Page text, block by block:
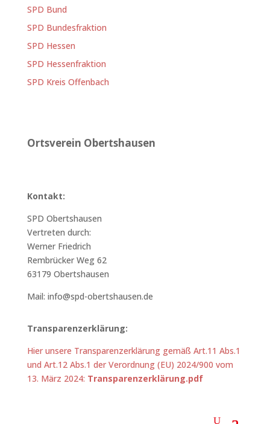
SPD Bund
SPD Bundesfraktion
SPD Hessen
SPD Hessenfraktion
SPD Kreis Offenbach
Ortsverein Obertshausen
Kontakt:
SPD Obertshausen
Vertreten durch:
Werner Friedrich
Rembrücker Weg 62
63179 Obertshausen
Mail: info@spd-obertshausen.de
Transparenzerklärung:
Hier unsere Transparenzerklärung gemäß Art.11 Abs.1
und Art.12 Abs.1 der Verordnung (EU) 2024/900 vom
13. März 2024: Transparenzerklärung.pdf